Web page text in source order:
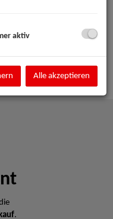
.
aktiv
Alle akzeptieren